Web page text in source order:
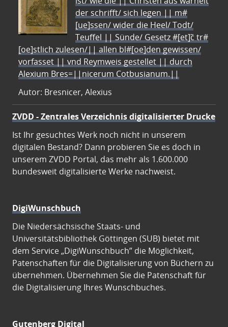
der schrifft/ sich legen || m#
[ue]ssen/ wider die Heel/ Todt/
Teuffel || Sünde/ Gesetz #[et]c̃ tr#
[oe]stlich zulesen/|| allen bl#[oe]den gewissen/
vorfasset || vnd Reymweis gestellet || durch
Alexium Bres=||nicerum Cotbusianum.||
Autor: Bresnicer, Alexius
ZVDD - Zentrales Verzeichnis digitalisierter Drucke
Ist Ihr gesuchtes Werk noch nicht in unserem
digitalen Bestand? Dann probieren Sie es doch in
unserem ZVDD Portal, das mehr als 1.600.000
bundesweit digitalisierte Werke nachweist.
DigiWunschbuch
Die Niedersächsische Staats- und
Universitätsbibliothek Göttingen (SUB) bietet mit
dem Service „DigiWunschbuch” die Möglichkeit,
Patenschaften für die Digitalisierung von Büchern zu
übernehmen. Übernehmen Sie die Patenschaft für
die Digitalisierung Ihres Wunschbuches.
Gutenberg Digital